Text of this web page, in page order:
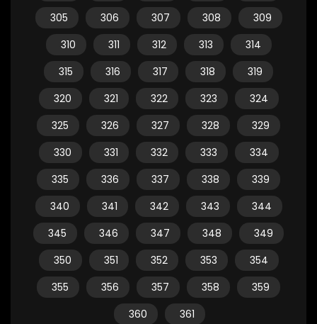
305
306 307 308
309
310
311 312 313
314
315
316 317 318
319
320
321 322 323
324
325
326 327 328
329
330
331 332 333
334
335
336 337 338
339
340
341 342 343
344
345
346 347 348
349
350
351 352 353
354
355
356 357 358
359
360
361